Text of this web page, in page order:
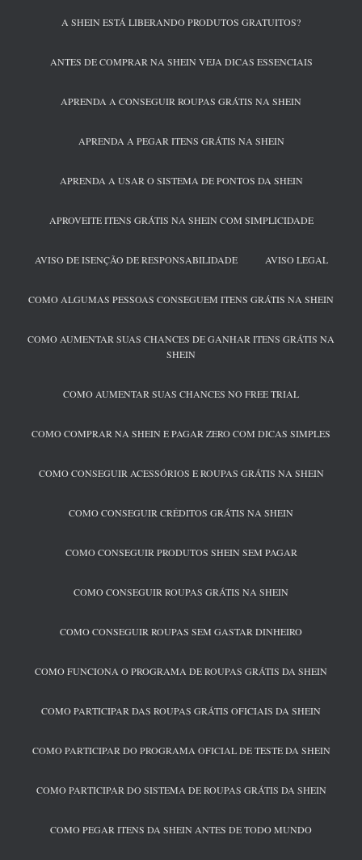
A SHEIN ESTÁ LIBERANDO PRODUTOS GRATUITOS?
ANTES DE COMPRAR NA SHEIN VEJA DICAS ESSENCIAIS
APRENDA A CONSEGUIR ROUPAS GRÁTIS NA SHEIN
APRENDA A PEGAR ITENS GRÁTIS NA SHEIN
APRENDA A USAR O SISTEMA DE PONTOS DA SHEIN
APROVEITE ITENS GRÁTIS NA SHEIN COM SIMPLICIDADE
AVISO DE ISENÇÃO DE RESPONSABILIDADE AVISO LEGAL
COMO ALGUMAS PESSOAS CONSEGUEM ITENS GRÁTIS NA SHEIN
COMO AUMENTAR SUAS CHANCES DE GANHAR ITENS GRÁTIS NA
SHEIN
COMO AUMENTAR SUAS CHANCES NO FREE TRIAL
COMO COMPRAR NA SHEIN E PAGAR ZERO COM DICAS SIMPLES
COMO CONSEGUIR ACESSÓRIOS E ROUPAS GRÁTIS NA SHEIN
COMO CONSEGUIR CRÉDITOS GRÁTIS NA SHEIN
COMO CONSEGUIR PRODUTOS SHEIN SEM PAGAR
COMO CONSEGUIR ROUPAS GRÁTIS NA SHEIN
COMO CONSEGUIR ROUPAS SEM GASTAR DINHEIRO
COMO FUNCIONA O PROGRAMA DE ROUPAS GRÁTIS DA SHEIN
COMO PARTICIPAR DAS ROUPAS GRÁTIS OFICIAIS DA SHEIN
COMO PARTICIPAR DO PROGRAMA OFICIAL DE TESTE DA SHEIN
COMO PARTICIPAR DO SISTEMA DE ROUPAS GRÁTIS DA SHEIN
COMO PEGAR ITENS DA SHEIN ANTES DE TODO MUNDO